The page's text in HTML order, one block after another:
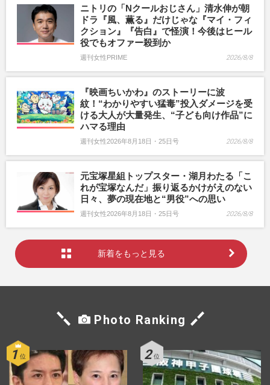
ニトリの「Nクールおじさん」清水伸が朝
ドラ『風、薫る』だけじゃな『マイ・フィ
クション』『告白』で怪演！今後はヒール
役でもオファー殺到か
週刊女性PRIME 2026/8/8
『映画ちいかわ』のストーリーに波
紋！“わかりやすい猛毒”投入ダメージを受
ける大人が大量発生、“子ども向け作品”に
ハマる理由
週刊女性2026年8月18日・25日号 2026/8/8
元宝塚星組トップスター・湖月わたる「こ
れが宝塚なんだ」振り返るかけがえのない
日々、夢の現在地と“男役”への思い
週刊女性2026年8月18日・25日号 2026/8/8
新着をもっと見る
Photo Ranking